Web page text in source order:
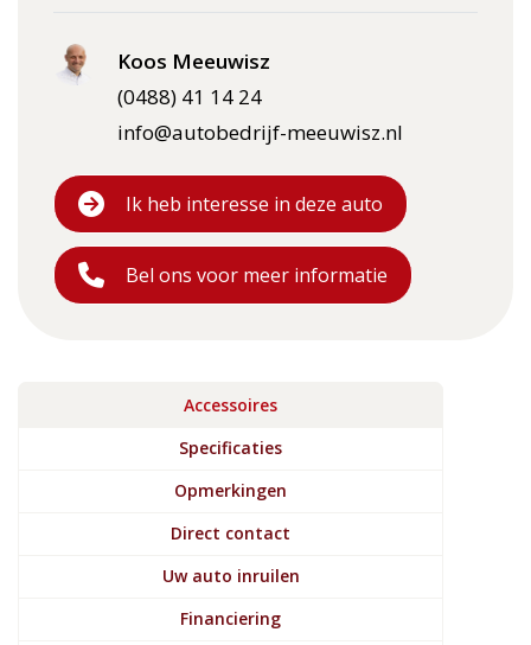
Koos Meeuwisz
(0488) 41 14 24
info@autobedrijf-meeuwisz.nl
Ik heb interesse in deze auto
Bel ons voor meer informatie
Accessoires
Specificaties
Opmerkingen
Direct contact
Uw auto inruilen
Financiering